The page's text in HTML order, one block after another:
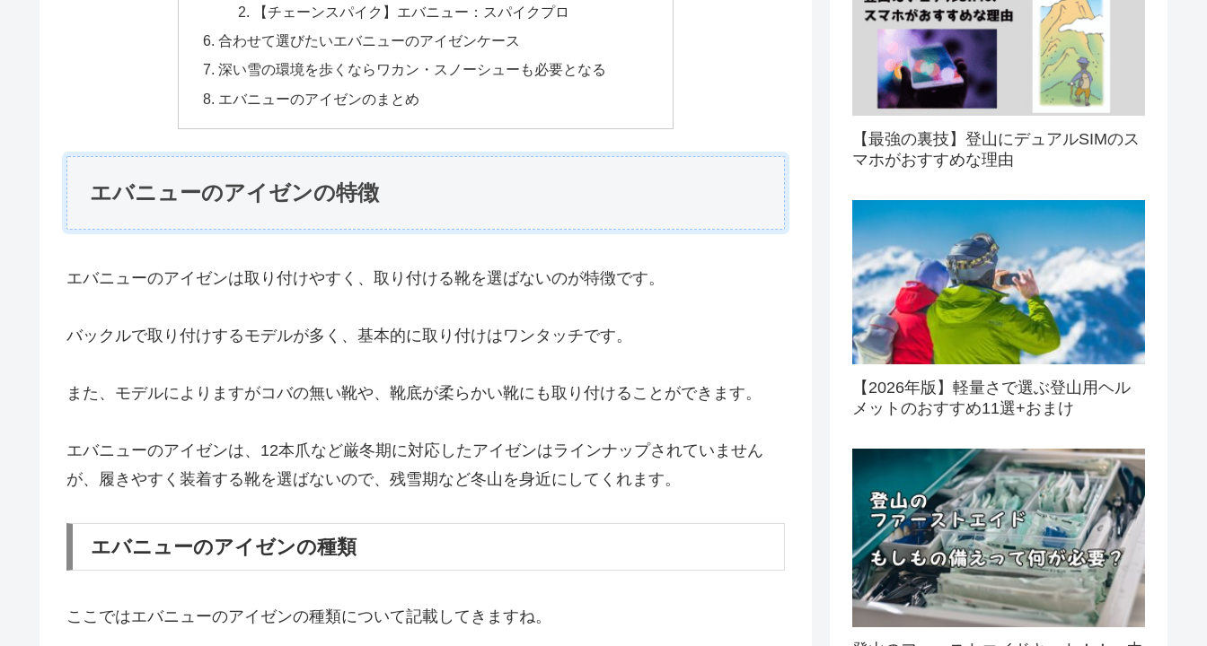
【チェーンスパイク】エバニュー：スパイクプロ
合わせて選びたいエバニューのアイゼンケース
深い雪の環境を歩くならワカン・スノーシューも必要となる
エバニューのアイゼンのまとめ
エバニューのアイゼンの特徴
エバニューのアイゼンは取り付けやすく、取り付ける靴を選ばないのが特徴です。
バックルで取り付けするモデルが多く、基本的に取り付けはワンタッチです。
また、モデルによりますがコバの無い靴や、靴底が柔らかい靴にも取り付けることができます。
エバニューのアイゼンは、12本爪など厳冬期に対応したアイゼンはラインナップされていません
が、履きやすく装着する靴を選ばないので、残雪期など冬山を身近にしてくれます。
エバニューのアイゼンの種類
ここではエバニューのアイゼンの種類について記載してきますね。
【最強の裏技】登山にデュアルSIMのス
マホがおすすめな理由
【2026年版】軽量さで選ぶ登山用ヘル
メットのおすすめ11選+おまけ